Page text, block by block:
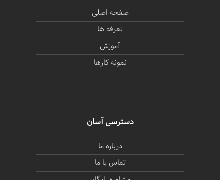
صفحه اصلی
تعرفه ها
آموزش
نمونه کارها
دسترسی آسان
درباره ما
تماس با ما